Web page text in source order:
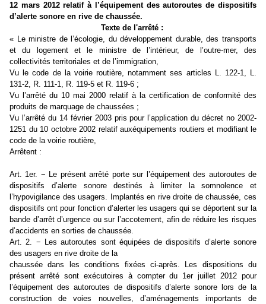
12 mars 2012 relatif à l’équipement des autoroutes de dispositifs
d’alerte sonore en rive de chaussée.
Texte de l'arrêté :
« Le ministre de l’écologie, du développement durable, des transports
et du logement et le ministre de
l’intérieur, de l’outre-mer, des
collectivités territoriales et de l’immigration,
Vu le code de la voirie routière, notamment ses articles L. 122-1, L.
131-2, R. 111-1, R. 119-5 et R. 119-6 ;
Vu l’arrêté du 10 mai 2000 relatif à la certification de conformité des
produits de marquage de chaussées ;
Vu l’arrêté du 14 février 2003 pris pour l’application du décret no 2002-
1251 du 10 octobre 2002 relatif auxéquipements routiers et modifiant le
code de la voirie routière,
Arrêtent :
Art. 1er. − Le présent arrêté porte sur l’équipement des autoroutes de
dispositifs d’alerte sonore destinés à limiter la somnolence et
l’hypovigilance des usagers. Implantés en rive droite de chaussée, ces
dispositifs ont pour fonction d’alerter les usagers qui se déportent sur la
bande d’arrêt d’urgence ou sur l’accotement, afin de réduire les risques
d’accidents en sorties de chaussée.
Art. 2. − Les autoroutes sont équipées de dispositifs d’alerte sonore
des usagers en rive droite de la
chaussée dans les conditions fixées ci-après. Les dispositions du
présent arrêté sont exécutoires à compter du 1er juillet 2012 pour
l’équipement des autoroutes de dispositifs d’alerte sonore lors de la
construction de voies nouvelles, d’aménagements importants de